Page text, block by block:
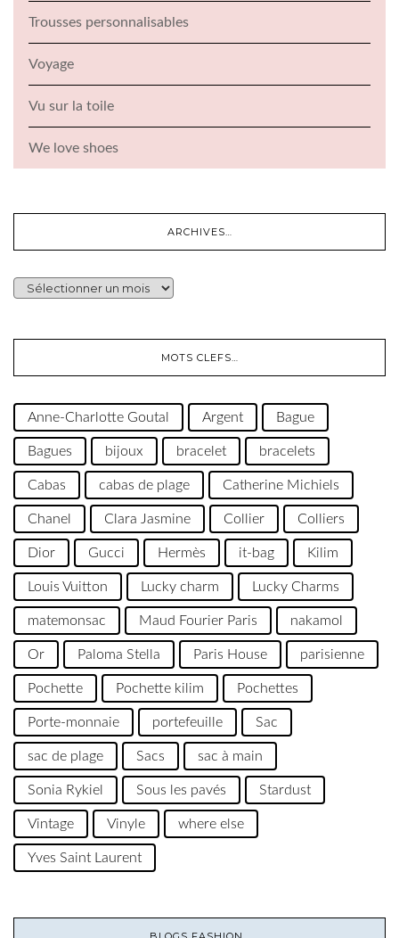
Trousses personnalisables
Voyage
Vu sur la toile
We love shoes
ARCHIVES…
ARCHIVES…
MOTS CLEFS…
Anne-Charlotte Goutal Argent Bague
Bagues bijoux bracelet bracelets
Cabas cabas de plage Catherine Michiels
Chanel Clara Jasmine Collier Colliers
Dior Gucci Hermès it-bag Kilim
Louis Vuitton Lucky charm Lucky Charms
matemonsac Maud Fourier Paris nakamol
Or Paloma Stella Paris House parisienne
Pochette Pochette kilim Pochettes
Porte-monnaie portefeuille Sac
sac de plage Sacs sac à main
Sonia Rykiel Sous les pavés Stardust
Vintage Vinyle where else
Yves Saint Laurent